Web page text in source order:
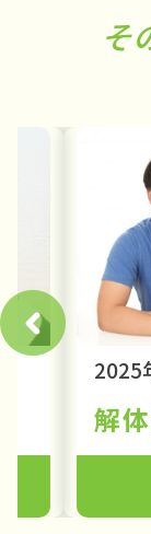
そ
2025